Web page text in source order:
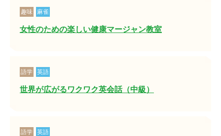
趣味 麻雀
女性のための楽しい健康マージャン教室
語学 英語
世界が広がるワクワク英会話（中級）
語学 英語